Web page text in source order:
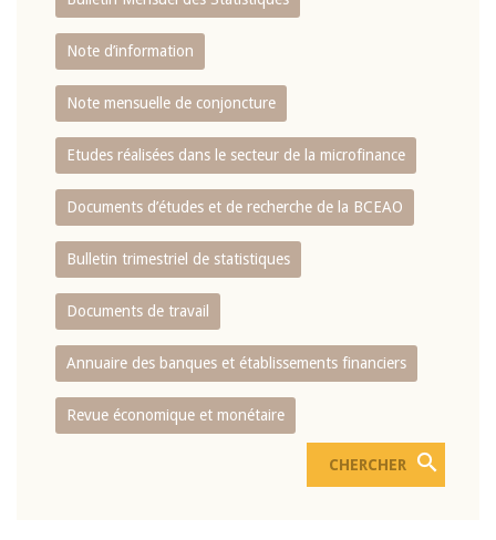
Note d’information
Note mensuelle de conjoncture
Etudes réalisées dans le secteur de la microfinance
Documents d’études et de recherche de la BCEAO
Bulletin trimestriel de statistiques
Documents de travail
Annuaire des banques et établissements financiers
Revue économique et monétaire